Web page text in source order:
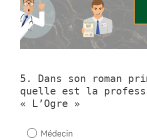
Question
Title
5 .
Dans son roman
quelle est la
« L’Ogre »
Médecin